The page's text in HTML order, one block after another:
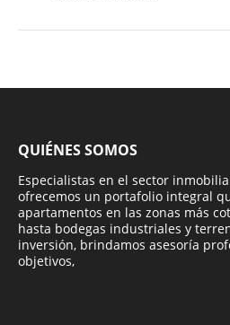
QUIÉNES SOMOS
Especialistas en el sector
ofrecemos un portafolio integral
apartamentos en las zonas más
hasta bodegas industriales y
inversión, brindamos asesoría
objetivos,